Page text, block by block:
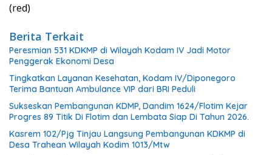
(red)
Berita Terkait
Peresmian 531 KDKMP di Wilayah Kodam IV Jadi Motor
Penggerak Ekonomi Desa
Tingkatkan Layanan Kesehatan, Kodam IV/Diponegoro
Terima Bantuan Ambulance VIP dari BRI Peduli
Sukseskan Pembangunan KDMP, Dandim 1624/Flotim Kejar
Progres 89 Titik Di Flotim dan Lembata Siap Di Tahun 2026.
Kasrem 102/Pjg Tinjau Langsung Pembangunan KDKMP di
Desa Trahean Wilayah Kodim 1013/Mtw